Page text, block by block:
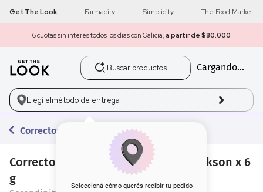
Get The Look Farmacity Simplicity The Food Market
6 cuotas sin interés todos los días con Galicia, a partir de $80.000
Buscar productos
Cargando...
Elegí elmétodo de entrega
Seleccioná cómo querés recibir tu pedido
Correctores
Corrector Líquido Hd Serendipity Jackson x 6
g
1 get the look
2 máscara pestañas
3.
5.